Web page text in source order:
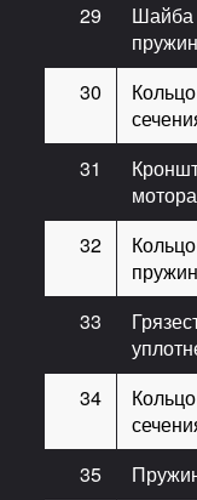
29
Шайба
30
31
мотора
32
Кольцо
33
34
35